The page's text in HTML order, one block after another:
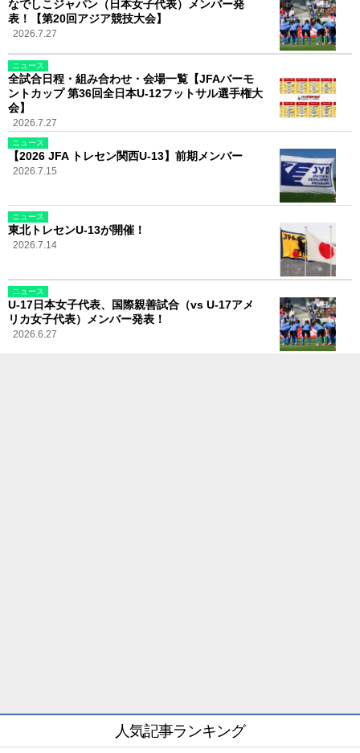
なでしこジャパン（日本女子代表）メンバー発
表！【第20回アジア競技大会】
2026.7.27
ニュース
全試合日程・組み合わせ・会場一覧【JFAバーモ
ントカップ 第36回全日本U-12フットサル選手権大
会】
2026.7.27
ニュース
【2026 JFA トレセン関西U-13】前期メンバー
2026.7.15
ニュース
東北トレセンU-13が開催！
2026.7.14
ニュース
U-17日本女子代表、国際親善試合（vs U-17アメ
リカ女子代表）メンバー発表！
2026.6.27
人気記事ランキング